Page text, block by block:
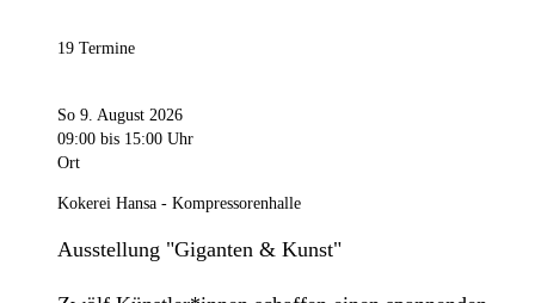
19 Termine
So 9. August 2026
09:00 bis 15:00 Uhr
Ort
Kokerei Hansa - Kompressorenhalle
Ausstellung "Giganten & Kunst"